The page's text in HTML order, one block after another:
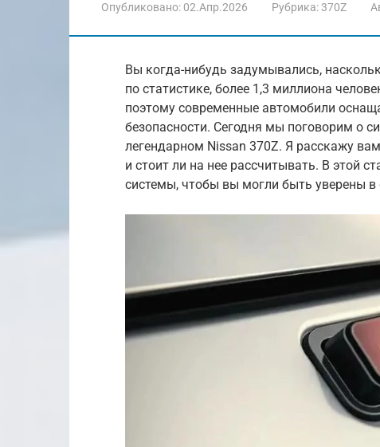
Опубликовано: 02.Апр.2026 Рубрика:370Z
Вы когда-нибудь задумывались,
по статистике, более 1,3 миллиона
поэтому современные автомобили
безопасности. Сегодня мы поговорим о
легендарном Nissan 370Z. Я расскажу
и стоит ли на нее рассчитывать. В этой
системы, чтобы вы могли быть уверены в